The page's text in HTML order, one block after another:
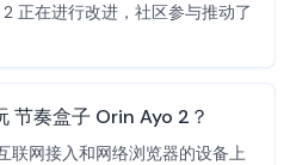
正在进行改进，社区参与推动了
节奏盒子 Orin Ayo 2？
联网接入和网络浏览器的设备上